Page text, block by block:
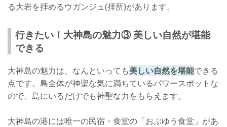
る大岩を拝めるウガンジュ(拝所)があります。
行きたい！大神島の魅力③ 美しい自然が堪能
できる
大神島の魅力は、なんといっても美しい自然を堪能できる
点です。島全体が神聖な気に満ちているパワースポットな
ので、島にいるだけでも神聖な力をもらえます。
大神島の港には唯一の民宿・食堂の「おぶゆう食堂」があ